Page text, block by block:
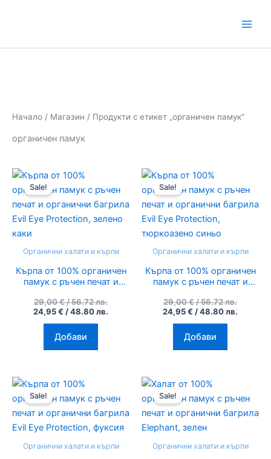
Начало / Магазин / Продукти с етикет „органичен памук“
органичен памук
Sale!
Органични халати и кърпи
Кърпа от 100% органичен
памук с ръчен печат и
Protection, зелено каки
29,00€/ 56.72 лв.
was:
29,00 €
/
56.72
24,95€ / 48.80 лв.
Текущата
е:
24,95 €
/
48.80
Добави
Sale!
Органични халати и кърпи
Кърпа от 100% органичен
памук с ръчен печат и
Protection, тюркоазено
синьо
29,00€/ 56.72 лв.
was:
29,00 €
/
24,95€ / 48.80 лв.
е:
24,95 €
/
Добави
Sale!
Органични халати и кърпи
was:
29,00 €
/
56.72
Текущата
е:
24,95 €
/
48.80
Sale!
Органични халати и кърпи
was:
79,00 €
/
е:
72,00 €
/